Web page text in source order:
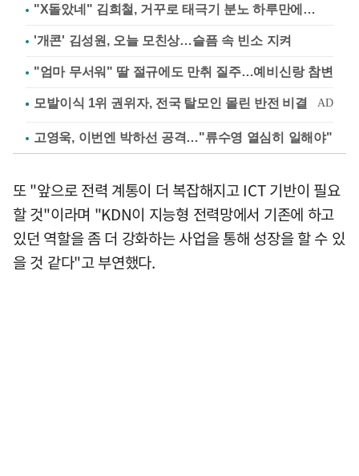
"X돌았네" 김희철, 거꾸로 태극기 분노 하루만에…
'개콘' 김성원, 오늘 모친상…슬픔 속 빈소 지켜
"엄마 무서워" 딸 절규에도 만취 질주…예비신랑 참변
고영욱, 이번엔 박하선 공격…"류수영 열심히 일해야"
또 "앞으로 전력 계통이 더 복잡해지고 ICT 기반이 필요
할 것"이라며 "KDN이 지능형 전력망에서 기존에 하고
있던 역할을 좀 더 강화하는 사업을 통해 성장을 할 수 있
을 것 같다"고 부연했다.